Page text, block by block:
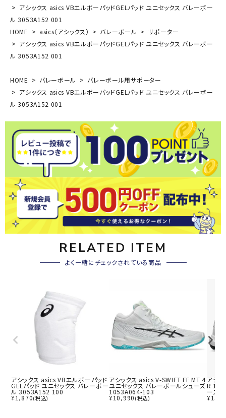
アシックス asics VBエルボーパッドGELパッド ユニセックス バレーボー
ル 3053A152 001
HOME
asics（アシックス） バレーボール
サポーター
アシックス asics VBエルボーパッドGELパッド ユニセックス バレーボー
ル 3053A152 001
HOME バレーボール
バレーボール用サポーター
アシックス asics VBエルボーパッドGELパッド ユニセックス バレーボー
ル 3053A152 001
RELATED ITEM
よく一緒にチェックされている商品
アシックス asics VBエルボーパッド
GELパッド ユニセックス バレーボー
ル 3053A152 100
¥1,870(税込)
アシックス asics V-SWIFT FF MT 4
ユニセックス バレーボールシューズ
1053A064-103
¥10,990 (税込)
アシ
R 15
ーズ
¥